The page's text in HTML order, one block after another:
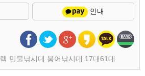
안내
민물낚시대 붕어낚시대 17대61대